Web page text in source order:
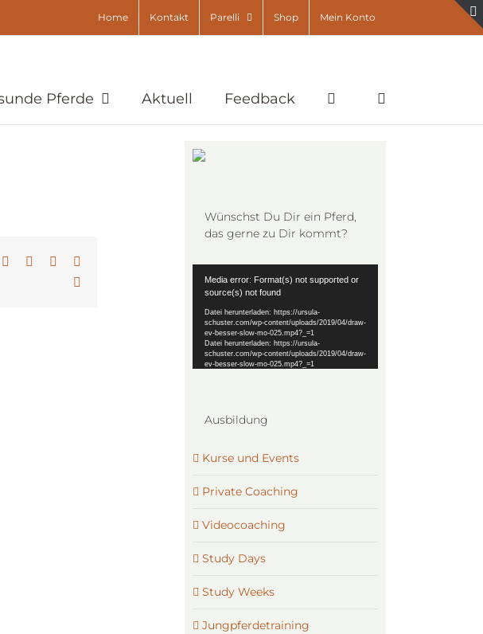
Home Kontakt Parelli Shop Mein Konto
Pferde Aktuell Feedback
LinkedInWhatsApp
Wünschst Du Dir ein Pferd,
das gerne zu Dir kommt?
Player
Media error: Format(s) not supported or
source(s) not found
Datei herunterladen: https://ursula-
schuster.com/wp-content/uploads/2019/04/draw-
ev-besser-slow-mo-025.mp4?_=1
Datei herunterladen: https://ursula-
schuster.com/wp-content/uploads/2019/04/draw-
ev-besser-slow-mo-025.mp4?_=1
Ausbildung
Kurse und Events
Private Coaching
Videocoaching
Study Days
Study Weeks
Jungpferdetraining